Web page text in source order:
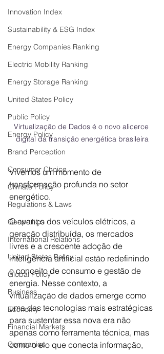
Innovation Index
Sustainability & ESG Index
Energy Companies Ranking
Electric Mobility Ranking
Energy Storage Ranking
United States Policy
Public Policy
Energy Policy
Brand Perception
Consumer Choice
Climate Policy
Regulations & Laws
Geopolitics
International Relations
United States Policy
Global Policy
Business
Economy
Financial Markets
Companies
Virtualização de Dados é o novo alicerce
digital da transição energética brasileira
Vivemos um momento de
transformação profunda no setor
energético.
O avanço dos veículos elétricos, a
geração distribuída, os mercados
livres e a crescente adoção de
inteligência artificial estão redefinindo
o conceito de consumo e gestão de
energia. Nesse contexto, a
virtualização de dados emerge como
uma das tecnologias mais estratégicas
para sustentar essa nova era não
apenas como ferramenta técnica, mas
como o elo que conecta informação,